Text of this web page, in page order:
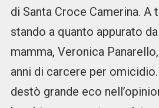
di Santa Croce Camerina. A
stando a quanto appurato
mamma, Veronica
anni di carcere per
destò grande eco